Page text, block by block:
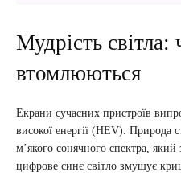
Мудрість світла:
втомлюються
Екрани сучасних пристроїв
високої енергії (HEV). Природа
м’якого сонячного спектра,
цифрове синє світло змушує